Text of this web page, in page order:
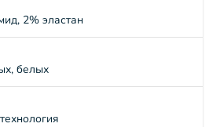
2% эластан
белых